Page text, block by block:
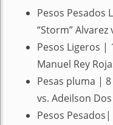
Pesos Pesados
“Storm” Alvarez
Pesos Ligeros |
Manuel Rey
Pesas pluma |
vs. Adeilson
Pesos